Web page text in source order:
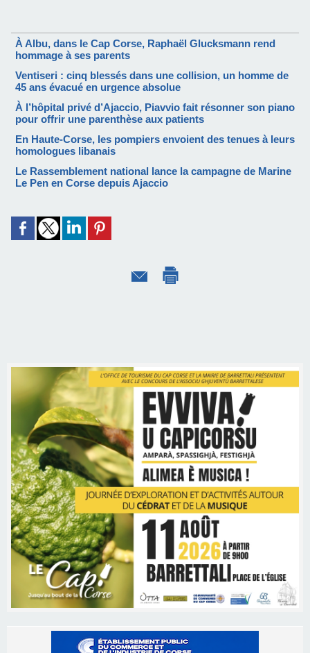
À Albu, dans le Cap Corse, Raphaël Glucksmann rend
hommage à ses parents
Ventiseri : cinq blessés dans une collision, un homme de
45 ans évacué en urgence absolue
À l’hôpital privé d’Ajaccio, Piavvio fait résonner son piano
pour offrir une parenthèse aux patients
En Haute-Corse, les pompiers envoient des tenues à leurs
homologues libanais
Le Rassemblement national lance la campagne de Marine
Le Pen en Corse depuis Ajaccio